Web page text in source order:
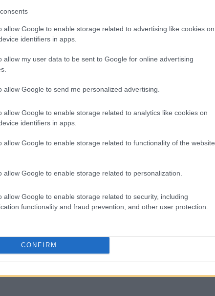
allow Google to enable storage related to advertising like cookies on
identifiers in apps.
allow my user data to be sent to Google for online advertising
allow Google to send me personalized advertising.
allow Google to enable storage related to analytics like cookies on
identifiers in apps.
allow Google to enable storage related to functionality of the website
allow Google to enable storage related to personalization.
allow Google to enable storage related to security, including
functionality and fraud prevention, and other user protection.
CONFIRM
eVarenna
o semplicemente godersi un pranzo con
raggiungibile in treno in meno di
e vivace. È consigliabile assaporare i
i
casoncelli